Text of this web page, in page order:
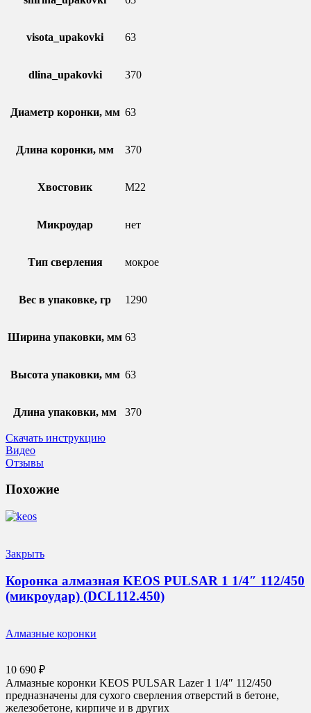
visota_upakovki 63
dlina_upakovki 370
Диаметр коронки, мм 63
Длина коронки, мм 370
Хвостовик M22
Микроудар нет
Тип сверления мокрое
Вес в упаковке, гр 1290
Ширина упаковки, мм 63
Высота упаковки, мм 63
Длина упаковки, мм 370
Скачать инструкцию
Видео
Отзывы
Похожие
Закрыть
Коронка алмазная KEOS PULSAR 1 1/4″ 112/450
(микроудар) (DCL112.450)
Алмазные коронки
10 690 ₽
Алмазные коронки KEOS PULSAR Lazer 1 1/4″ 112/450
предназначены для сухого сверления отверстий в бетоне,
железобетоне, кирпиче и в других